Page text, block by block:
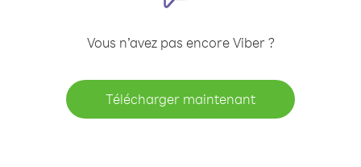
Vous n’avez pas encore Viber ?
Télécharger maintenant